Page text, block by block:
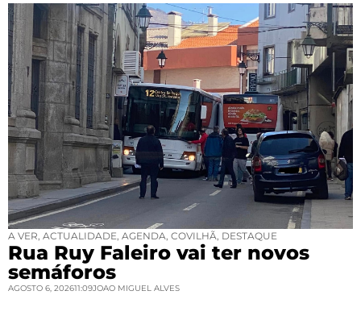
A VER ACTUALIDADE AGENDA COVILHÃ DESTAQUE
Rua Ruy Faleiro vai ter novos
semáforos
AGOSTO 6, 202611:09JOAO MIGUEL ALVES